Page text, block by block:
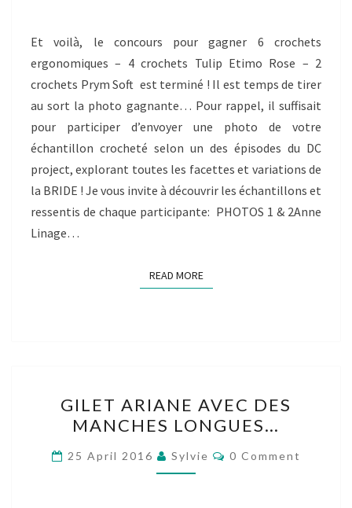
CONCOURS
EST…
Et voilà, le concours pour gagner 6 crochets
ergonomiques – 4 crochets Tulip Etimo Rose – 2
crochets Prym Soft est terminé ! Il est temps de tirer
au sort la photo gagnante… Pour rappel, il suffisait
pour participer d’envoyer une photo de votre
échantillon crocheté selon un des épisodes du DC
project, explorant toutes les facettes et variations de
la BRIDE ! Je vous invite à découvrir les échantillons et
ressentis de chaque participante: PHOTOS 1 & 2Anne
Linage…
READ MOREREAD MORE
ARIANE
AVEC
DES
MANCHES
GILET ARIANE AVEC DES
MANCHES LONGUES…
25 April 2016 Sylvie Comments
0 Comment